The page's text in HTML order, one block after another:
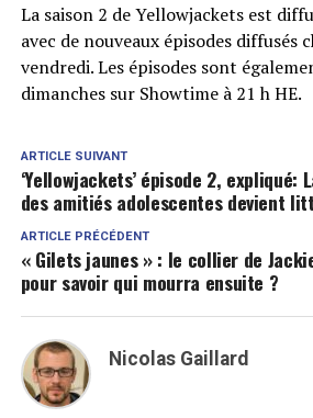
La saison 2 de Yellowjackets est
avec de nouveaux épisodes diffusés
vendredi. Les épisodes sont
dimanches sur Showtime à 21 h HE.
ARTICLE SUIVANT
‘Yellowjackets’ épisode 2,
des amitiés adolescentes devient
ARTICLE PRÉCÉDENT
« Gilets jaunes » : le collier de
pour savoir qui mourra ensuite ?
Nicolas Gaillard